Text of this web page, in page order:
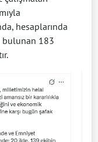
hesaplarında
bulunan 183